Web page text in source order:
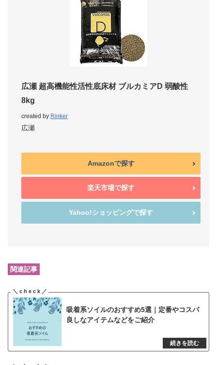
広瀬 超高機能性活性底床材 ブルカミアD 弱酸性
8kg
created by Rinker
広瀬
Amazonで探す
楽天市場で探す
Yahoo!ショッピングで探す
関連記事
吸着系ソイルのおすすめ5選｜定番やコスパ
良しなアイテムなどをご紹介